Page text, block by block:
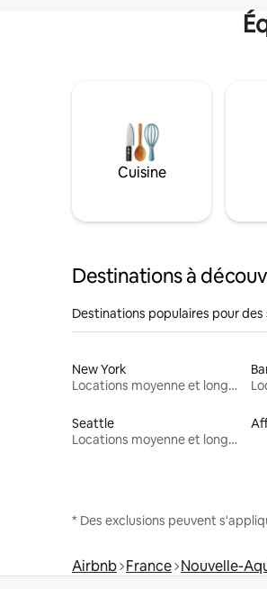
Cuisine
Destinations à
Destinations populaires pour des
New York
Locations moyenne et longue durée
Seattle
Locations moyenne et longue durée
* Des exclusions peuvent
Airbnb France Nouvelle-